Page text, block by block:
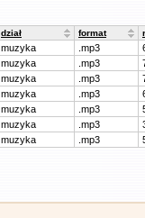
dział format
muzyka .mp3
muzyka .mp3
muzyka .mp3
muzyka .mp3
muzyka .mp3
muzyka .mp3
muzyka .mp3